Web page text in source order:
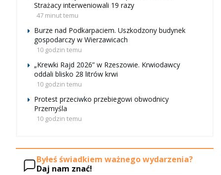
Strażacy interweniowali 19 razy
47 minut temu
Burze nad Podkarpaciem. Uszkodzony budynek
gospodarczy w Wierzawicach
10 godzin temu
„Krewki Rajd 2026” w Rzeszowie. Krwiodawcy
oddali blisko 28 litrów krwi
10 godzin temu
Protest przeciwko przebiegowi obwodnicy
Przemyśla
10 godzin temu
Byłeś świadkiem ważnego wydarzenia?
Daj nam znać!